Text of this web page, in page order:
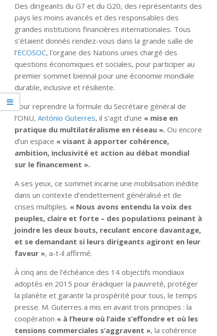
Des dirigeants du G7 et du G20, des représentants des
pays les moins avancés et des responsables des
grandes institutions financières internationales. Tous
s’étaient donnés rendez-vous dans la grande salle de
l’ECOSOC, l’organe des Nations unies chargé des
questions économiques et sociales, pour participer au
premier sommet biennal pour une économie mondiale
durable, inclusive et résiliente.
Pour reprendre la formule du Secrétaire général de
l’ONU, António Guterres, il s’agit d’une « mise en
pratique du multilatéralisme en réseau ». Ou encore
d’un espace « visant à apporter cohérence,
ambition, inclusivité et action au débat mondial
sur le financement ».
A ses yeux, ce sommet incarne une mobilisation inédite
dans un contexte d’endettement généralisé et de
crises multiples. « Nous avons entendu la voix des
peuples, claire et forte – des populations peinant à
joindre les deux bouts, reculant encore davantage,
et se demandant si leurs dirigeants agiront en leur
faveur », a-t-il affirmé.
À cinq ans de l’échéance des 14 objectifs mondiaux
adoptés en 2015 pour éradiquer la pauvreté, protéger
la planète et garantir la prospérité pour tous, le temps
presse. M. Guterres a mis en avant trois principes : la
coopération « à l’heure où l’aide s’effondre et où les
tensions commerciales s’aggravent », la cohérence